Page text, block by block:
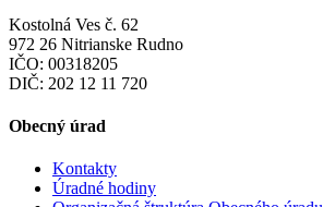
Kostolná Ves č. 62
972 26 Nitrianske Rudno
IČO: 00318205
DIČ: 202 12 11 720
Obecný úrad
Kontakty
Úradné hodiny